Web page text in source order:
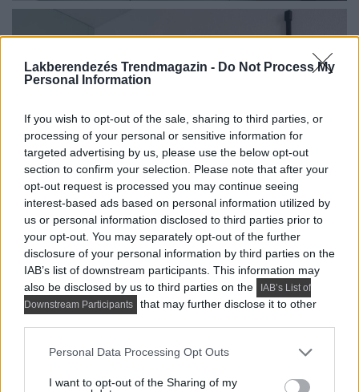
Lakberendezés Trendmagazin - Do Not Process My
Personal Information
If you wish to opt-out of the sale, sharing to third parties, or
processing of your personal or sensitive information for
targeted advertising by us, please use the below opt-out
section to confirm your selection. Please note that after your
opt-out request is processed you may continue seeing
interest-based ads based on personal information utilized by
us or personal information disclosed to third parties prior to
your opt-out. You may separately opt-out of the further
disclosure of your personal information by third parties on the
IAB’s list of downstream participants. This information may
also be disclosed by us to third parties on the
IAB’s List of
Downstream Participants
that may further disclose it to other
Please note that this website/app uses one or more Google
not limited to your visit or usage behaviour. You may click to
Personal Data Processing Opt Outs
I want to opt-out of the Sharing of my